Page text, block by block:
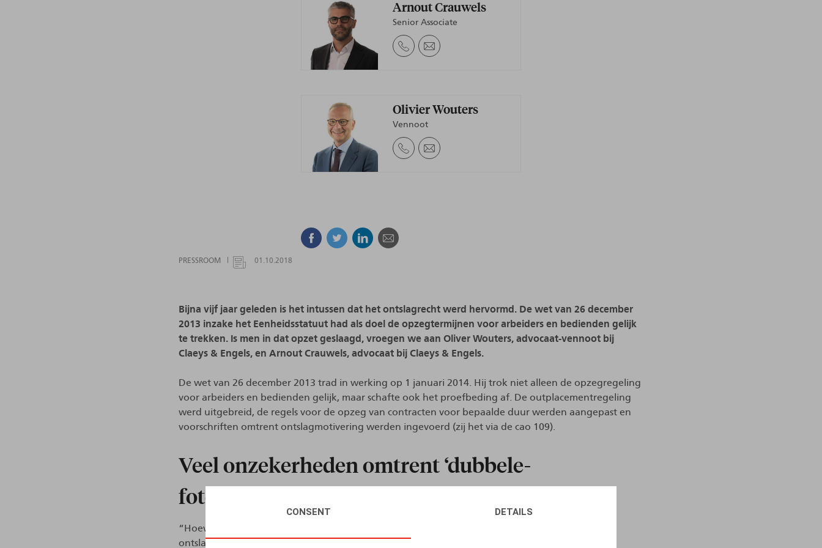
CONSENT DETAILS
PRESSROOM 01.10.2018
Bijna vijf jaar geleden is het intussen dat het ontslagrecht werd hervormd. De wet van 26 december
2013 inzake het Eenheidsstatuut had als doel de opzegtermijnen voor arbeiders en bedienden gelijk
te trekken. Is men in dat opzet geslaagd, vroegen we aan Oliver Wouters, advocaat-vennoot bij
Claeys & Engels, en Arnout Crauwels, advocaat bij Claeys & Engels.
De wet van 26 december 2013 trad in werking op 1 januari 2014. Hij trok niet alleen de opzegregeling
voor arbeiders en bedienden gelijk, maar schafte ook het proefbeding af. De outplacementregeling
werd uitgebreid, de regels voor de opzeg van contracten voor bepaalde duur werden aangepast en
voorschriften omtrent ontslagmotivering werden ingevoerd (zij het via de cao 109).
Veel onzekerheden omtrent ‘dubbele-
fotoregeling’
“Hoewel de wet zonder twijfel de belangrijke verdienste heeft dat eindelijk een uniforme
ontslagregeling werd gemaakt tussen arbeiders en bedienden, is de wet toch geen onverdeeld
Arnout Crauwels
Senior Associate
Olivier Wouters
Vennoot
Facebook
TwitterLinkedinE-mail